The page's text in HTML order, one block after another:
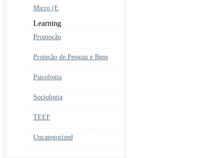
Micro (E
Learning
Promoção
Proteção de Pessoas e Bens
Psicologia
Sociologia
TEEF
Uncategorized